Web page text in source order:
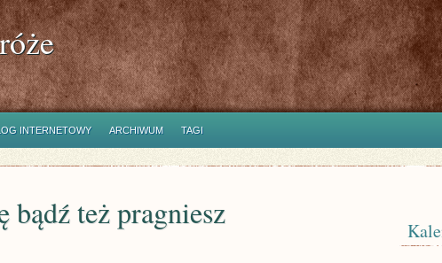
INTERNETOWY ARCHIWUM TAGI
bądź też pragniesz